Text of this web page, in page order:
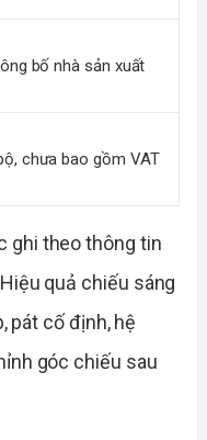
bố nhà sản xuất
chưa bao gồm VAT
ghi theo thông tin
quả chiếu sáng
pát cố định, hệ
góc chiếu sau